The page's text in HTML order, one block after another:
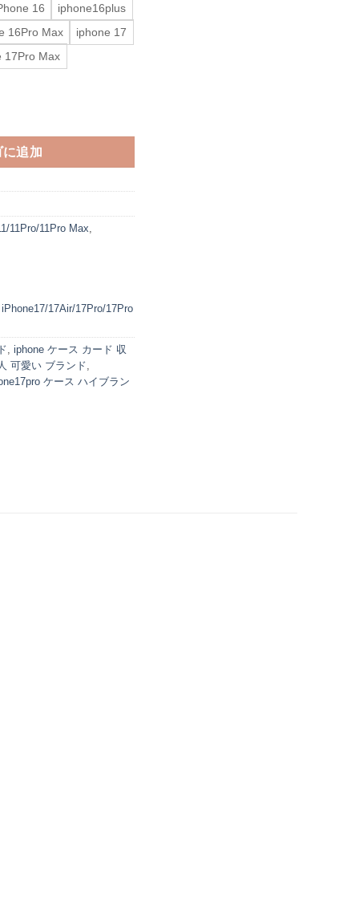
16
iphone16plus
16Pro Max
iphone 17
17Pro Max
ス iphone16/15プロ ケース チャーム 付き iphone14/13/12 ケー
追加
11Pro/11Pro Max
iPhone17/17Air/17Pro/17Pro
iphone ケース カード 収
可愛い ブランド
ケース ハイブラン